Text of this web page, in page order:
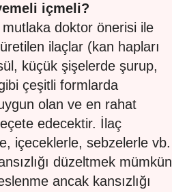
içmeli?
mutlaka doktor önerisi ile
ilaçlar (kan hapları
küçük şişelerde şurup,
çeşitli formlarda
olan ve en rahat
edecektir. İlaç
içeceklerle, sebzelerle vb.
düzeltmek mümkün
ancak kansızlığı